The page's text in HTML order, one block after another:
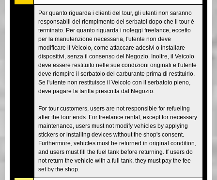
Per quanto riguarda i clienti del tour, gli utenti non saranno
responsabili del riempimento dei serbatoi dopo che il tour è
terminato. Per quanto riguarda i noleggi freelance, eccetto
per la manutenzione necessaria, l'utente non deve
modificare il Veicolo, come attaccare adesivi o installare
dispositivi, senza il consenso del Negozio. Inoltre, il Veicolo
deve essere restituito nelle sue condizioni originali e l'utente
deve riempire il serbatoio del carburante prima di restituirlo.
Se l'utente non restituisce il Veicolo con il serbatoio pieno,
deve pagare la tariffa prescritta dal Negozio.
For tour customers, users are not responsible for refueling
after the tour ends. For freelance rental, except for necessary
maintenance, users must not modify vehicles by applying
stickers or installing devices without the shop's consent.
Furthermore, vehicles must be returned in original condition,
and users must fill the fuel tank before returning. If users do
not return the vehicle with a full tank, they must pay the fee
set by the shop.